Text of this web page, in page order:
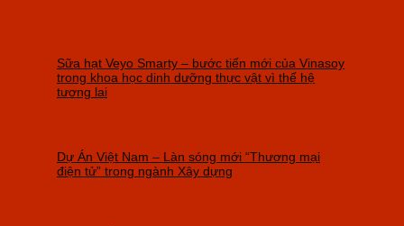
Sữa hạt Veyo Smarty – bước tiến mới của Vinasoy
trong khoa học dinh dưỡng thực vật vì thế hệ
tương lai
Dự Án Việt Nam – Làn sóng mới “Thương mại
điện tử” trong ngành Xây dựng